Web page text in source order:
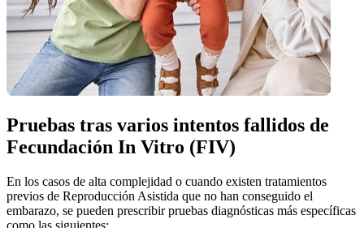
Pruebas tras varios intentos fallidos de
Fecundación In Vitro (FIV)
En los casos de alta complejidad o cuando existen tratamientos
previos de Reproducción Asistida que no han conseguido el
embarazo, se pueden prescribir pruebas diagnósticas más específicas